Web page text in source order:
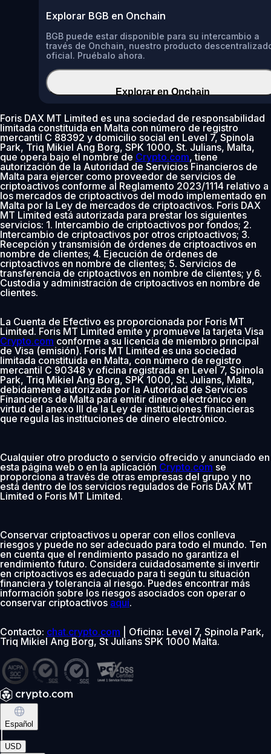
Explorar BGB en Onchain
BGB puede estar disponible para su intercambio a
través de Onchain, nuestro producto
oficial. Pruébalo ahora.
Explorar en Onchain
Foris DAX MT Limited es una sociedad de responsabilidad
limitada constituida en Malta con número de registro
mercantil C 88392 y domicilio social en Level 7, Spinola
Park, Triq Mikiel Ang Borg, SPK 1000, St. Julians, Malta,
que opera bajo el nombre de Crypto.com, tiene
autorización de la Autoridad de Servicios Financieros de
Malta para ejercer como proveedor de servicios de
criptoactivos conforme al Reglamento 2023/1114 relativo a
los mercados de criptoactivos del modo implementado en
Malta por la Ley de mercados de criptoactivos. Foris DAX
MT Limited está autorizada para prestar los siguientes
servicios: 1. Intercambio de criptoactivos por fondos; 2.
Intercambio de criptoactivos por otros criptoactivos; 3.
Recepción y transmisión de órdenes de criptoactivos en
nombre de clientes; 4. Ejecución de órdenes de
criptoactivos en nombre de clientes; 5. Servicios de
transferencia de criptoactivos en nombre de clientes; y 6.
Custodia y administración de criptoactivos en nombre de
clientes.
La Cuenta de Efectivo es proporcionada por Foris MT
Limited. Foris MT Limited emite y promueve la tarjeta Visa
Crypto.com conforme a su licencia de miembro principal
de Visa (emisión). Foris MT Limited es una sociedad
limitada constituida en Malta, con número de registro
mercantil C 90348 y oficina registrada en Level 7, Spinola
Park, Triq Mikiel Ang Borg, SPK 1000, St. Julians, Malta,
debidamente autorizada por la Autoridad de Servicios
Financieros de Malta para emitir dinero electrónico en
virtud del anexo III de la Ley de instituciones financieras
que regula las instituciones de dinero electrónico.
Cualquier otro producto o servicio ofrecido y anunciado en
esta página web o en la aplicación Crypto.com se
proporciona a través de otras empresas del grupo y no
está dentro de los servicios regulados de Foris DAX MT
Limited o Foris MT Limited.
Conservar criptoactivos u operar con ellos conlleva
riesgos y puede no ser adecuado para todo el mundo. Ten
en cuenta que el rendimiento pasado no garantiza el
rendimiento futuro. Considera cuidadosamente si invertir
en criptoactivos es adecuado para ti según tu situación
financiera y tolerancia al riesgo. Puedes encontrar más
información sobre los riesgos asociados con operar o
conservar criptoactivos aquí.
Contacto: chat.crypto.com | Oficina: Level 7, Spinola Park,
Triq Mikiel Ang Borg, St Julians SPK 1000 Malta.
Español
USD